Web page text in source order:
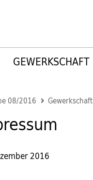
GEWERKSCHAFT
08/2016 Gewerkschaft
2016